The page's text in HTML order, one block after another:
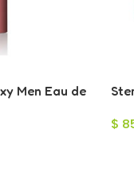
Men Eau de
$